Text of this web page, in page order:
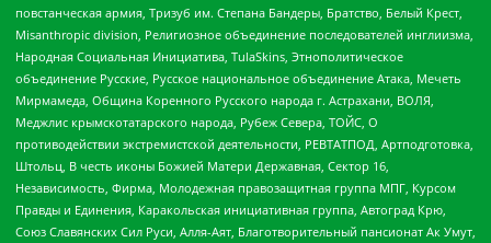
повстанческая армия, Тризуб им. Степана Бандеры, Братство, Белый Крест,
Misanthropic division, Религиозное объединение последователей инглиизма,
Народная Социальная Инициатива, TulaSkins, Этнополитическое
объединение Русские, Русское национальное объединение Атака, Мечеть
Мирмамеда, Община Коренного Русского народа г. Астрахани, ВОЛЯ,
Меджлис крымскотатарского народа, Рубеж Севера, ТОЙС, О
противодействии экстремистской деятельности, РЕВТАТПОД, Артподготовка,
Штольц, В честь иконы Божией Матери Державная, Сектор 16,
Независимость, Фирма, Молодежная правозащитная группа МПГ, Курсом
Правды и Единения, Каракольская инициативная группа, Автоград Крю,
Союз Славянских Сил Руси, Алля-Аят, Благотворительный пансионат Ак Умут,